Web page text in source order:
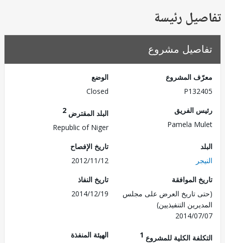
رئيسة
مشروع
المشروع
الفريق
Pamela
البلد المقترض
Republic of Niger
تاريخ الإفصاح
2012/11/12
الموافقة
تاريخ العرض على مجلس
التنفيذيين)
2014/
تاريخ النفاذ
2014/12/19
الكلية للمشروع1
الهيئة المنفذة